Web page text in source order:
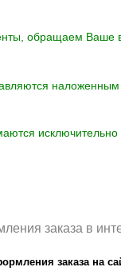
обращаем Ваше
исключительно
заказа в
заказа на